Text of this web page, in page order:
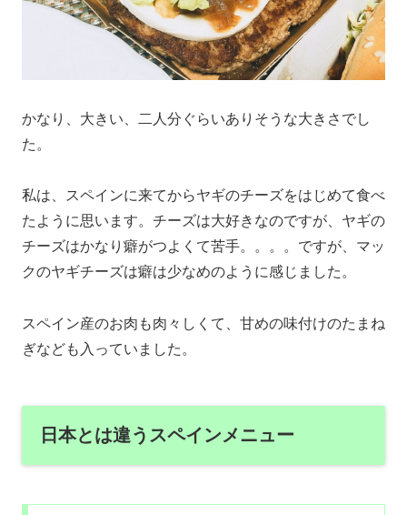
かなり、大きい、二人分ぐらいありそうな大きさでし
た。
私は、スペインに来てからヤギのチーズをはじめて食べ
たように思います。チーズは大好きなのですが、ヤギの
チーズはかなり癖がつよくて苦手。。。。ですが、マッ
クのヤギチーズは癖は少なめのように感じました。
スペイン産のお肉も肉々しくて、甘めの味付けのたまね
ぎなども入っていました。
日本とは違うスペインメニュー